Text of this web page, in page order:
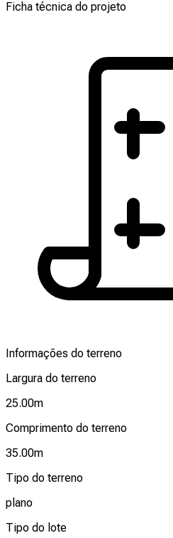
Ficha técnica do projeto
Informações do terreno
Largura do terreno
25.00m
Comprimento do terreno
35.00m
Tipo do terreno
plano
Tipo do lote